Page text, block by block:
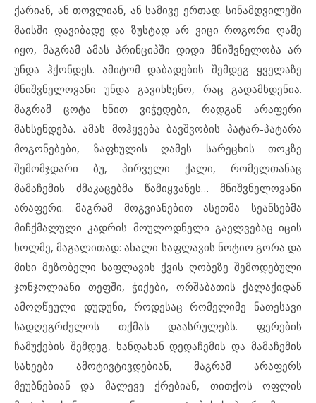
ქარიან, ან თოვლიან, ან სამივე ერთად. სინამდვილეში
მაისში დავიბადე და ზუსტად არ ვიცი როგორი ღამე
იყო, მაგრამ ამას პრინციპში დიდი მნიშვნელობა არ
უნდა ჰქონდეს. ამიტომ დაბადების შემდეგ ყველაზე
მნიშვნელოვანი უნდა გავიხსენო, რაც გადამხდენია.
მაგრამ ცოტა ხნით ვიჭედები, რადგან არაფერი
მახსენდება. ამას მოჰყვება ბავშვობის პატარ-პატარა
მოგონებები, ზაფხულის ღამეს სარეცხის თოკზე
შემომჯდარი ბუ, პირველი ქალი, რომელთანაც
მამაჩემის ძმაკაცებმა წამიყვანეს… მნიშვნელოვანი
არაფერი. მაგრამ მოგვიანებით ასეთმა სეანსებმა
მიჩქმალული კადრის მოულოდნელი გაელვებაც იცის
ხოლმე, მაგალითად: ახალი საფლავის ნოტიო გორა და
მისი მეზობელი საფლავის ქვის ღობეზე შემოდებული
ჯონჯოლიანი თეფში, ჭიქები, ორშაბათის ქალაქიდან
ამოღწეული დუდუნი, როდესაც რომელიმე ნათესავი
სადღეგრძელოს თქმას დაასრულებს. ფერების
ჩამუქების შემდეგ, ხანდახან დედაჩემის და მამაჩემის
სახეები ამოტივტივდებიან, მაგრამ არაფერს
მეუბნებიან და მალევე ქრებიან, თითქოს ოფლის